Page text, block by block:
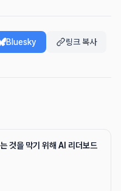
Bluesky 링크 복사
것을 막기 위해 AI 리더보드